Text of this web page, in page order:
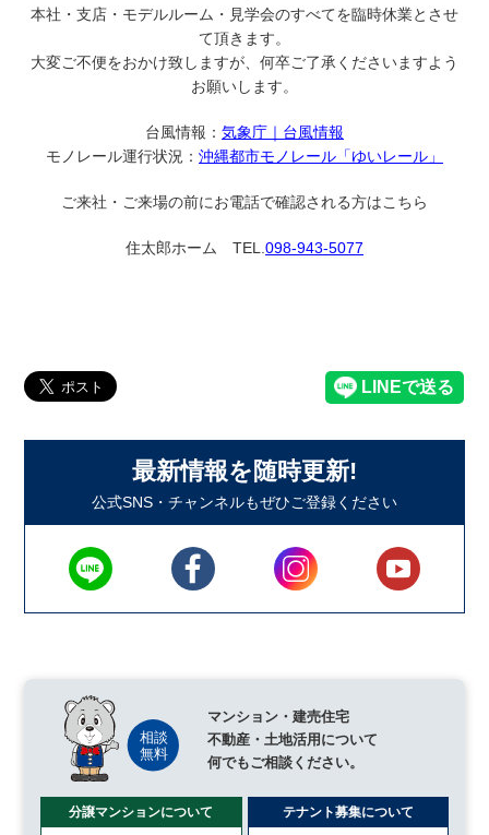
本社・支店・モデルルーム・見学会のすべてを臨時休業とさせ
て頂きます。
大変ご不便をおかけ致しますが、何卒ご了承くださいますよう
お願いします。
台風情報： 気象庁｜台風情報
モノレール運行状況： 沖縄都市モノレール「ゆいレール」
ご来社・ご来場の前にお電話で確認される方はこちら
住太郎ホーム TEL. 098-943-5077
最新情報を随時更新!
公式SNS・チャンネルもぜひご登録ください
マンション・建売住宅
不動産・土地活用について
何でもご相談ください。
分譲マンションについて テナント募集について